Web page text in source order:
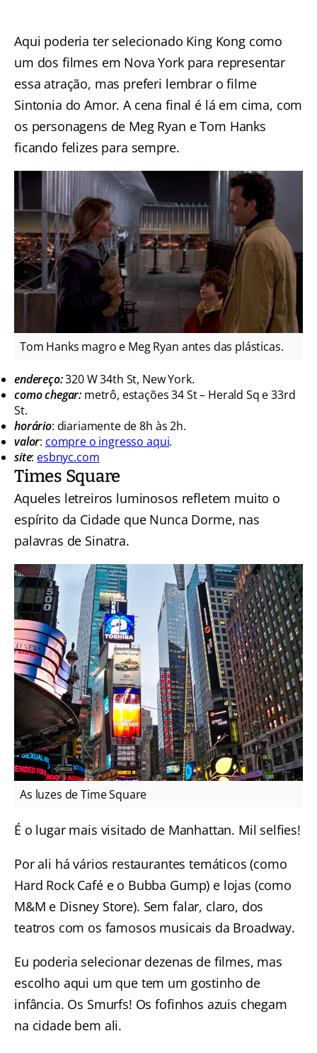
Aqui poderia ter selecionado King Kong como
um dos filmes em Nova York para representar
essa atração, mas preferi lembrar o filme
Sintonia do Amor. A cena final é lá em cima, com
os personagens de Meg Ryan e Tom Hanks
ficando felizes para sempre.
Tom Hanks magro e Meg Ryan antes das plásticas.
endereço:320 W 34th St, New York.
como chegar: metrô, estações 34 St – Herald Sq e 33rd
St.
horário: diariamente de 8h às 2h.
valor: compre o ingresso aqui.
site: esbnyc.com
Times Square
Aqueles letreiros luminosos refletem muito o
espírito da Cidade que Nunca Dorme, nas
palavras de Sinatra.
As luzes de Time Square
É o lugar mais visitado de Manhattan. Mil selfies!
Por ali há vários restaurantes temáticos (como
Hard Rock Café e o Bubba Gump) e lojas (como
M&M e Disney Store). Sem falar, claro, dos
teatros com os famosos musicais da Broadway.
Eu poderia selecionar dezenas de filmes, mas
escolho aqui um que tem um gostinho de
infância. Os Smurfs! Os fofinhos azuis chegam
na cidade bem ali.